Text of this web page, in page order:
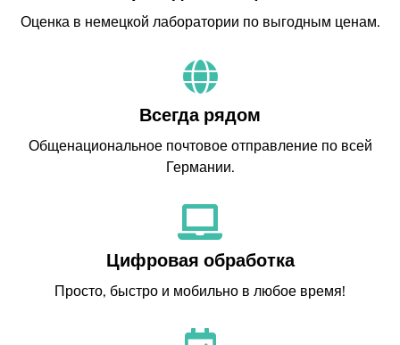
Оценка в немецкой лаборатории по выгодным ценам.
Всегда рядом
Общенациональное почтовое отправление по всей
Германии.
Цифровая обработка
Просто, быстро и мобильно в любое время!